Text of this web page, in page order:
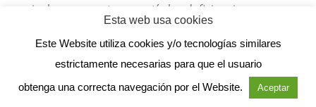
incluyen en esta garantía las deficiencias
ocasionadas por negligencias, golpes, uso o
manipulaciones indebidas por parte
del Usuario. Salvo prueba en contrario, se
presumirá que las faltas de conformidad que
Esta web usa cookies
Este Website utiliza cookies y/o tecnologías similares
estrictamente necesarias para que el usuario
obtenga una correcta navegación por el Website.
Aceptar